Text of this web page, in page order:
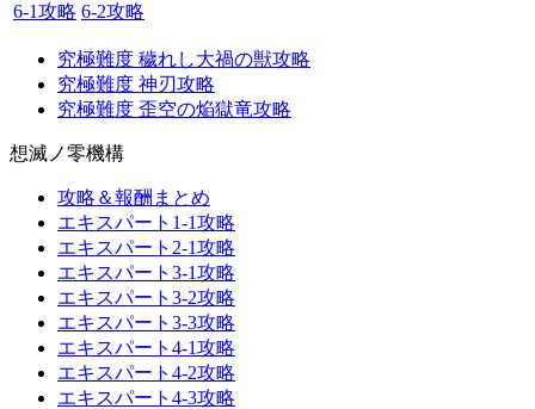
6-1攻略 6-2攻略
究極難度 穢れし大禍の獣攻略
究極難度 神刃攻略
究極難度 歪空の焔獄竜攻略
想滅ノ零機構
攻略＆報酬まとめ
エキスパート1-1攻略
エキスパート2-1攻略
エキスパート3-1攻略
エキスパート3-2攻略
エキスパート3-3攻略
エキスパート4-1攻略
エキスパート4-2攻略
エキスパート4-3攻略